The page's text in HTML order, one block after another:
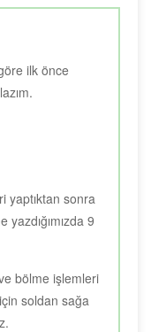
ilk önce
yaptıktan sonra
9
bölme işlemleri
soldan sağa